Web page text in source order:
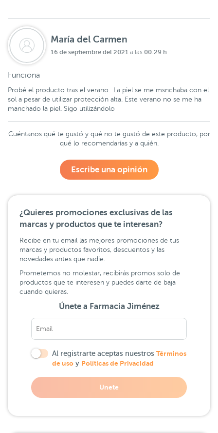
María del Carmen
16 de septiembre del 2021 a las 00:29 h
Funciona
Probé el producto tras el verano.. La piel se me msnchaba con el
sol a pesar de utilizar protección alta. Este verano no se me ha
manchado la piel. Sigo utilizándolo
Cuéntanos qué te gustó y qué no te gustó de este producto, por
qué lo recomendarías y a quién.
Escribe una opinión
¿Quieres promociones exclusivas de las
marcas y productos que te interesan?
Recibe en tu email las mejores promociones de tus
marcas y productos favoritos, descuentos y las
novedades antes que nadie.
Prometemos no molestar, recibirás promos solo de
productos que te interesen y puedes darte de baja
cuando quieras.
Únete a Farmacia Jiménez
Al registrarte aceptas nuestros Términos
de uso y Políticas de Privacidad
Unete